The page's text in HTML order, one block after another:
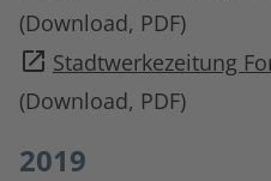
(Download, PDF)
Stadtwerkezeitung
(Download, PDF)
2019